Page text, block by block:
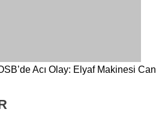
Acı Olay: Elyaf Makinesi Can